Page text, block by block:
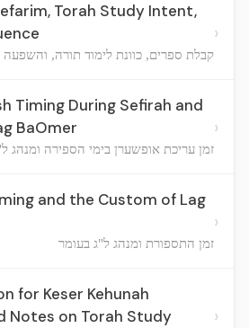
Torah Study Intent,
קבלת ספרים, כוונת לימוד תורה, והשפעה
›
Timing During Sefirah and
BaOmer
זמן עריכת אופשערן בימי הספירה ומנהג
›
and the Custom of Lag
זמן התספורת ומנהג ל"ג בעומר
›
for Keser Kehunah
Notes on Torah Study
›